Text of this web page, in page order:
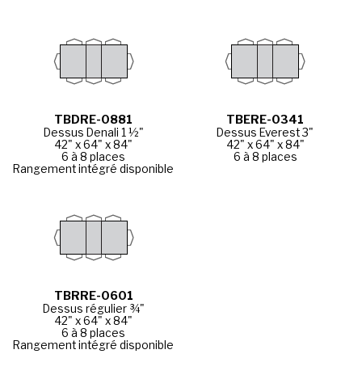
TBDRE-0881
Dessus Denali 1 ½"
42" x 64" x 84"
6 à 8 places
Rangement intégré disponible
TBERE-0341
Dessus Everest 3"
42" x 64" x 84"
6 à 8 places
TBRRE-0601
Dessus régulier ¾"
42" x 64" x 84"
6 à 8 places
Rangement intégré disponible